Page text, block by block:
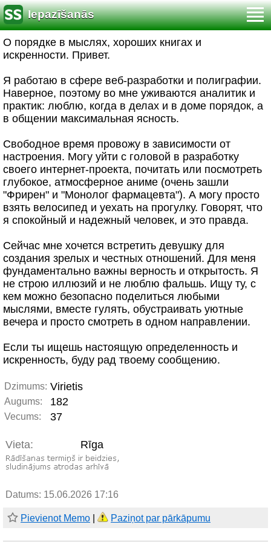
Iepazīšanās
О порядке в мыслях, хороших книгах и
искренности. Привет.
Я работаю в сфере веб-разработки и полиграфии.
Наверное, поэтому во мне уживаются аналитик и
практик: люблю, когда в делах и в доме порядок, а
в общении максимальная ясность.
Свободное время провожу в зависимости от
настроения. Могу уйти с головой в разработку
своего интернет-проекта, почитать или посмотреть
глубокое, атмосферное аниме (очень зашли
"Фрирен" и "Монолог фармацевта"). А могу просто
взять велосипед и уехать на прогулку. Говорят, что
я спокойный и надежный человек, и это правда.
Сейчас мне хочется встретить девушку для
создания зрелых и честных отношений. Для меня
фундаментально важны верность и открытость. Я
не строю иллюзий и не люблю фальшь. Ищу ту, с
кем можно безопасно поделиться любыми
мыслями, вместе гулять, обустраивать уютные
вечера и просто смотреть в одном направлении.
Если ты ищешь настоящую определенность и
искренность, буду рад твоему сообщению.
Dzimums: Virietis
Augums: 182
Vecums: 37
Vieta: Rīga
Datums: 15.06.2026 17:16
Pievienot Memo Paziņot par pārkāpumu